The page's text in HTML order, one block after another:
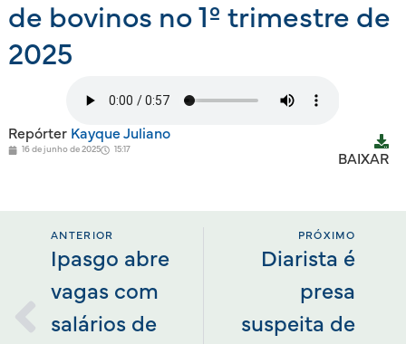
de bovinos no 1º trimestre de
2025
RepórterKayque Juliano
16 de junho de 2025 15:17
BAIXAR
ANTERIOR
Ipasgo abre
vagas com
salários de
PRÓXIMO
Diarista é
presa
suspeita de